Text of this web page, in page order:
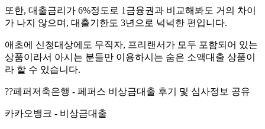
또한, 대출금리가 6%정도로 1금융권과 비교해봐도 거의 차이
가 나지 않으며, 대출기한도 3년으로 넉넉한 편입니다.
애초에 신청대상에도 무직자, 프리랜서가 모두 포함되어 있는
상품이라서 아시는 분들만 이용하시는 숨은 소액대출 상품이
라 할 수 있습니다.
?‍?페퍼저축은행 - 페퍼스 비상금대출 후기 및 심사정보 공유
카카오뱅크 - 비상금대출